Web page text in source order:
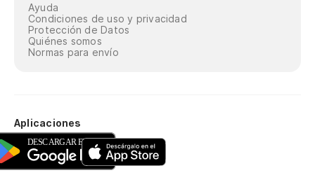
Ayuda
Condiciones de uso y privacidad
Protección de Datos
Quiénes somos
Normas para envío
Aplicaciones